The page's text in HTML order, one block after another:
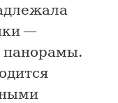
—
панорамы.